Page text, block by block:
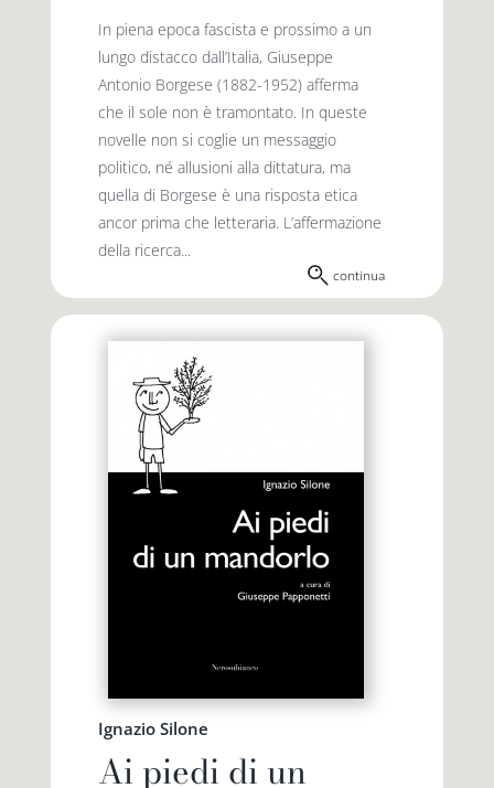
In piena epoca fascista e prossimo a un
lungo distacco dall’Italia, Giuseppe
Antonio Borgese (1882-1952) afferma
che il sole non è tramontato. In queste
novelle non si coglie un messaggio
politico, né allusioni alla dittatura, ma
quella di Borgese è una risposta etica
ancor prima che letteraria. L’affermazione
della ricerca...
continua
Ignazio Silone
Ai piedi di un